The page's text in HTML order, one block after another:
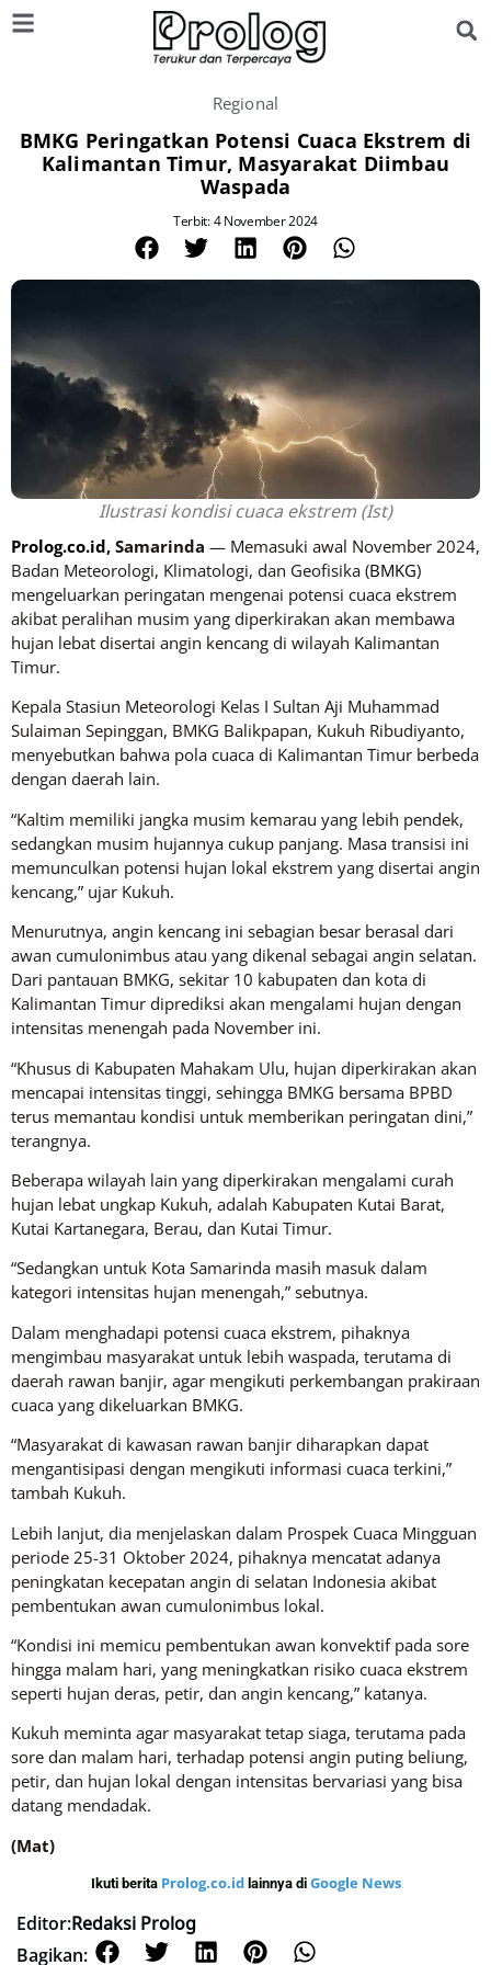
Regional
BMKG Peringatkan Potensi Cuaca Ekstrem di
Kalimantan Timur, Masyarakat Diimbau
Waspada
Terbit: 4 November 2024
Ilustrasi kondisi cuaca ekstrem (Ist)
Prolog.co.id, Samarinda — Memasuki awal November 2024,
Badan Meteorologi, Klimatologi, dan Geofisika (BMKG)
mengeluarkan peringatan mengenai potensi cuaca ekstrem
akibat peralihan musim yang diperkirakan akan membawa
hujan lebat disertai angin kencang di wilayah Kalimantan
Timur.
Kepala Stasiun Meteorologi Kelas I Sultan Aji Muhammad
Sulaiman Sepinggan, BMKG Balikpapan, Kukuh Ribudiyanto,
menyebutkan bahwa pola cuaca di Kalimantan Timur berbeda
dengan daerah lain.
“Kaltim memiliki jangka musim kemarau yang lebih pendek,
sedangkan musim hujannya cukup panjang. Masa transisi ini
memunculkan potensi hujan lokal ekstrem yang disertai angin
kencang,” ujar Kukuh.
Menurutnya, angin kencang ini sebagian besar berasal dari
awan cumulonimbus atau yang dikenal sebagai angin selatan.
Dari pantauan BMKG, sekitar 10 kabupaten dan kota di
Kalimantan Timur diprediksi akan mengalami hujan dengan
intensitas menengah pada November ini.
“Khusus di Kabupaten Mahakam Ulu, hujan diperkirakan akan
mencapai intensitas tinggi, sehingga BMKG bersama BPBD
terus memantau kondisi untuk memberikan peringatan dini,”
terangnya.
Beberapa wilayah lain yang diperkirakan mengalami curah
hujan lebat ungkap Kukuh, adalah Kabupaten Kutai Barat,
Kutai Kartanegara, Berau, dan Kutai Timur.
“Sedangkan untuk Kota Samarinda masih masuk dalam
kategori intensitas hujan menengah,” sebutnya.
Dalam menghadapi potensi cuaca ekstrem, pihaknya
mengimbau masyarakat untuk lebih waspada, terutama di
daerah rawan banjir, agar mengikuti perkembangan prakiraan
cuaca yang dikeluarkan BMKG.
“Masyarakat di kawasan rawan banjir diharapkan dapat
mengantisipasi dengan mengikuti informasi cuaca terkini,”
tambah Kukuh.
Lebih lanjut, dia menjelaskan dalam Prospek Cuaca Mingguan
periode 25-31 Oktober 2024, pihaknya mencatat adanya
peningkatan kecepatan angin di selatan Indonesia akibat
pembentukan awan cumulonimbus lokal.
“Kondisi ini memicu pembentukan awan konvektif pada sore
hingga malam hari, yang meningkatkan risiko cuaca ekstrem
seperti hujan deras, petir, dan angin kencang,” katanya.
Kukuh meminta agar masyarakat tetap siaga, terutama pada
sore dan malam hari, terhadap potensi angin puting beliung,
petir, dan hujan lokal dengan intensitas bervariasi yang bisa
datang mendadak.
(Mat)
Ikuti berita Prolog.co.id lainnya di Google News
Editor:Redaksi Prolog
Bagikan: